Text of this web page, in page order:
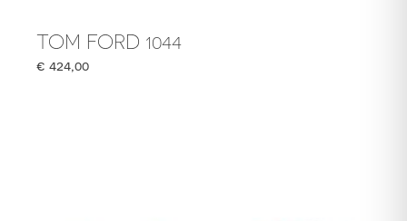
TOM FORD 1044
€ 424,00